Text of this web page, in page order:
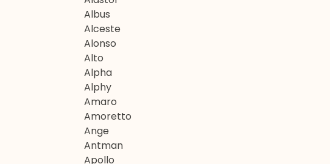
Albus
Alceste
Alonso
Alto
Alpha
Alphy
Amaro
Amoretto
Ange
Antman
Apollo